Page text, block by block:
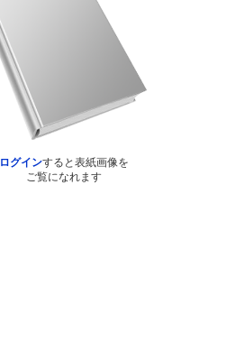
ログインすると表紙画像を
ご覧になれます